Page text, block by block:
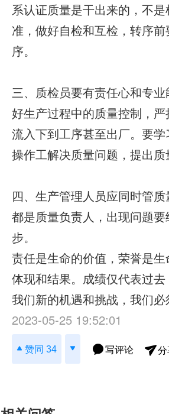
系认证质量是干出来的，不
准，做好自检和互检，转序
序。
三、质检员要有责任心和专
好生产过程中的质量控制，
流入下到工序甚至出厂。要
操作工解决质量问题，提出质
四、生产管理人员应同时管
都是质量负责人，出现问题
步。
责任是生命的价值，荣誉是生
体现和结果。成绩仅代表过
我们新的机遇和挑战，我们必
2023-05-25 19:52:01
赞同 34 写评论 分